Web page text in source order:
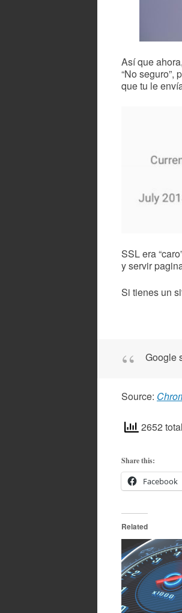
Así que
“No seguro”,
que tu le
SSL era
y servir
Si tienes un
Google
Source:
2652
Share this:
Facebook
Related